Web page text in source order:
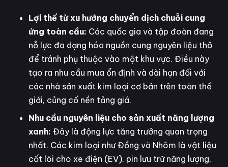
Lợi thế từ xu hướng chuyển dịch chuỗi cung
ứng toàn cầu: Các quốc gia và tập đoàn đang
nỗ lực đa dạng hóa nguồn cung nguyên liệu thô
để tránh phụ thuộc vào một khu vực. Điều này
tạo ra nhu cầu mua ổn định và dài hạn đối với
các nhà sản xuất kim loại cơ bản trên toàn thế
giới, củng cố nền tảng giá.
Nhu cầu nguyên liệu cho sản xuất năng lượng
xanh: Đây là động lực tăng trưởng quan trọng
nhất. Các kim loại như Đồng và Nhôm là vật liệu
cốt lõi cho xe điện (EV), pin lưu trữ năng lượng,